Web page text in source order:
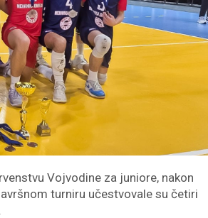
Vojvodine za juniore, nakon
turniru učestvovale su četiri